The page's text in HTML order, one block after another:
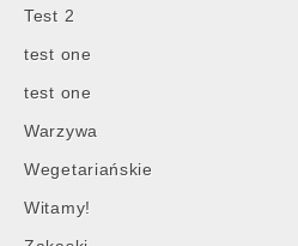
Test 2
test one
test one
Warzywa
Wegetariańskie
Witamy!